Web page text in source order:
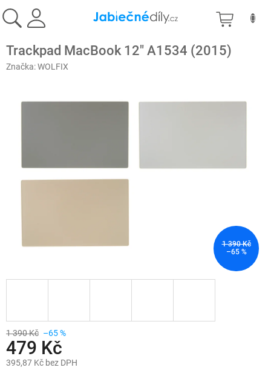
na
obsah
Trackpad MacBook 12" A1534 (2015)
Značka:WOLFIX
1 390 Kč
–65 %
1 390 Kč –65 %
479 Kč
395,87 Kč bez DPH